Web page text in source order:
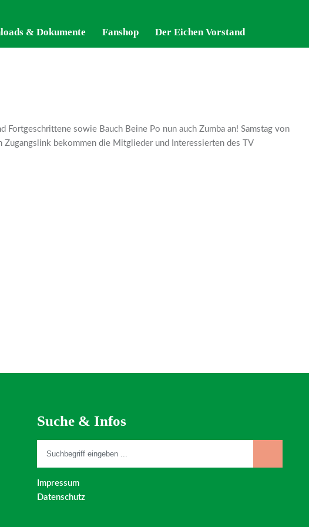
& Dokumente Fanshop Der Eichen Vorstand
& Dokumente Fanshop Der Eichen Vorstand
sowie Bauch Beine Po nun auch Zumba an! Samstag von
bekommen die Mitglieder und Interessierten des TV
Suche & Infos
Impressum
Datenschutz